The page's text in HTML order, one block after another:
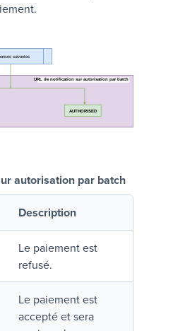
autorisation par batch
Description
Le paiement est
refusé.
Le paiement est
accepté et sera